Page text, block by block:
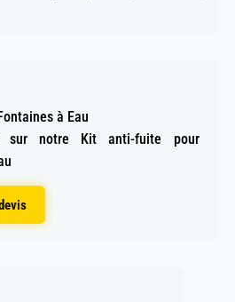
à Eau
sur notre Kit anti-fuite pour